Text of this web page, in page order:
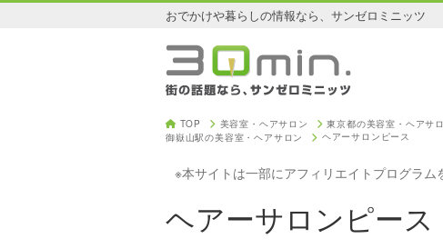
おでかけや暮らしの情報なら、サンゼロミニッツ
TOP 美容室・ヘアサロン 東京都の美容室・ヘアサ
御嶽山駅の美容室・ヘアサロン
ヘアーサロンピース
※本サイトは一部にアフィリエイトプログラム
ヘアーサロンピース